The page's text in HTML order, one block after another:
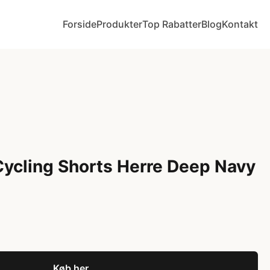
ForsideProdukterTop RabatterBlogKontakt
Shorts Herre Deep Navy